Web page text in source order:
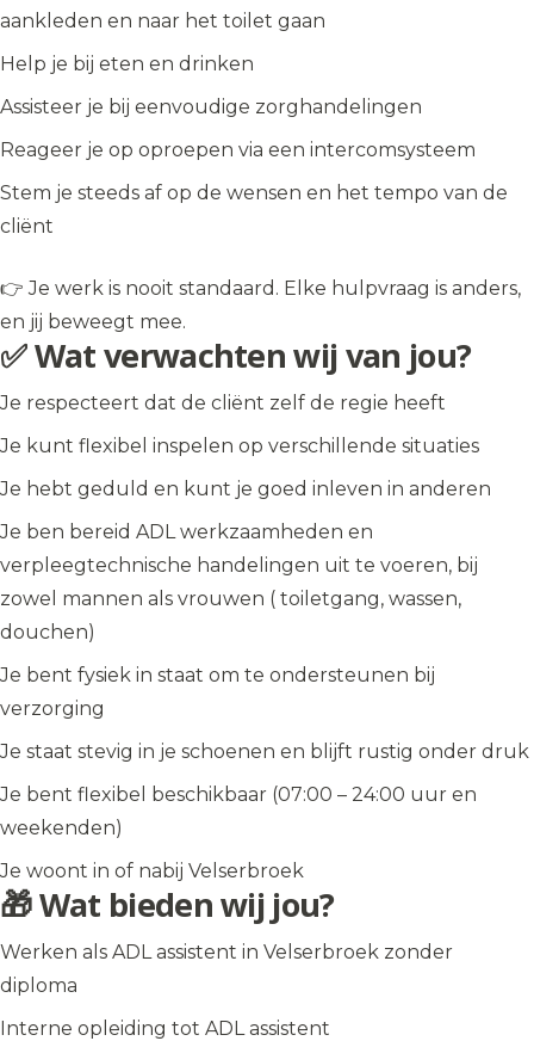
aankleden en naar het toilet gaan
Help je bij eten en drinken
Assisteer je bij eenvoudige zorghandelingen
Reageer je op oproepen via een intercomsysteem
Stem je steeds af op de wensen en het tempo van de
cliënt
👉 Je werk is nooit standaard. Elke hulpvraag is anders,
en jij beweegt mee.
✅ Wat verwachten wij van jou?
Je respecteert dat de cliënt zelf de regie heeft
Je kunt flexibel inspelen op verschillende situaties
Je hebt geduld en kunt je goed inleven in anderen
Je ben bereid ADL werkzaamheden en
verpleegtechnische handelingen uit te voeren, bij
zowel mannen als vrouwen ( toiletgang, wassen,
douchen)
Je bent fysiek in staat om te ondersteunen bij
verzorging
Je staat stevig in je schoenen en blijft rustig onder druk
Je bent flexibel beschikbaar (07:00 – 24:00 uur en
weekenden)
Je woont in of nabij Velserbroek
🎁 Wat bieden wij jou?
Werken als ADL assistent in Velserbroek zonder
diploma
Interne opleiding tot ADL assistent